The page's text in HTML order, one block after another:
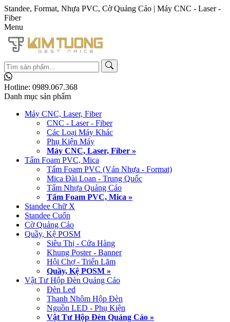
Standee, Format, Nhựa PVC, Cờ Quảng Cáo | Máy CNC - Laser -
Fiber
Menu
Hotline: 0989.067.368
Danh mục sản phẩm
Máy CNC, Laser, Fiber
CNC - Laser - Fiber
Các Loại Máy Khác
Phụ Kiện Máy
Máy CNC, Laser, Fiber »
Tấm Foam PVC, Mica
Tấm Foam PVC (Ván Nhựa - Format)
Mica Đài Loan - Trung Quốc
Tấm Nhựa Quảng Cáo
Tấm Foam PVC, Mica »
Standee Chữ X
Standee Cuốn
Cờ Quảng Cáo
Quầy, Kệ POSM
Siêu Thị - Cửa Hàng
Khung Poster - Banner
Hội Chợ - Triển Lãm
Quầy, Kệ POSM »
Vật Tư Hộp Đèn Quảng Cáo
Đèn Led
Thanh Nhôm Hộp Đèn
Nguồn LED - Phụ Kiện
Vật Tư Hộp Đèn Quảng Cáo »